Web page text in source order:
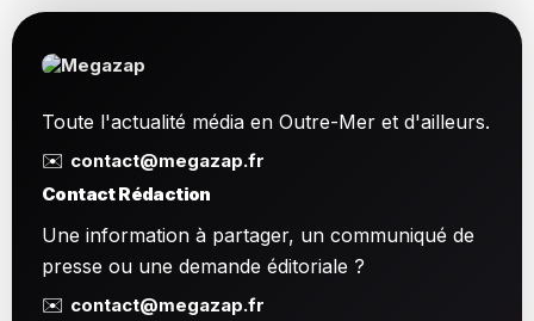
Toute l'actualité média en Outre-Mer et d'ailleurs.
✉️ contact@megazap.fr
Contact Rédaction
Une information à partager, un communiqué de
presse ou une demande éditoriale ?
✉️ contact@megazap.fr